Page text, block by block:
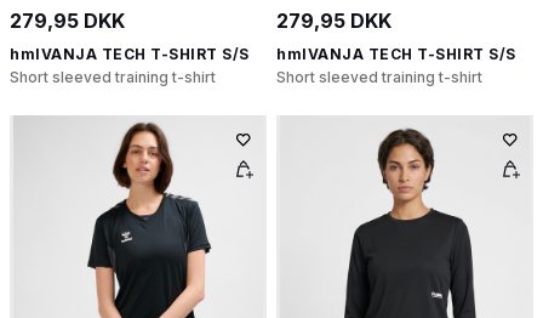
279,95 DKK
hmlVANJA TECH T-SHIRT S/S
Short sleeved training t-shirt
279,95 DKK
hmlVANJA TECH T-SHIRT S/S
Short sleeved training t-shirt